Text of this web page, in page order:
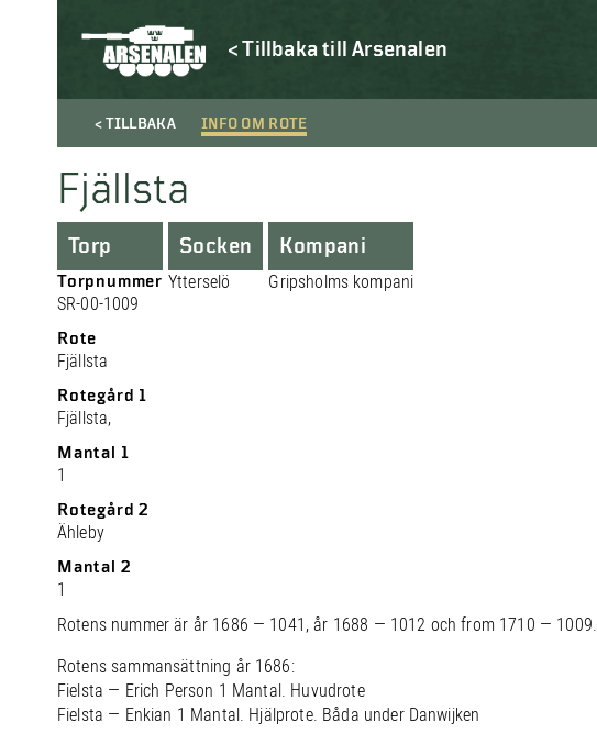
< Tillbaka till Arsenalen
< TILLBAKA INFO OM ROTE
Fjällsta
Torp
Torpnummer
SR-00-1009
Rote
Fjällsta
Rotegård 1
Fjällsta,
Mantal 1
1
Rotegård 2
Ähleby
Mantal 2
1
Socken
Ytterselö
Kompani
Gripsholms kompani
Rotens nummer är år 1686 — 1041, år 1688 — 1012 och from 1710 — 1009.
Rotens sammansättning år 1686:
Fielsta — Erich Person 1 Mantal. Huvudrote
Fielsta — Enkian 1 Mantal. Hjälprote. Båda under Danwijken